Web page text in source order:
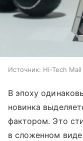
Источник: Hi-Tech Mail
В эпоху
новинка
фактором. Это
в сложенном